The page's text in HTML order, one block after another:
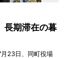
長期滞在の暮
23日、同町役場